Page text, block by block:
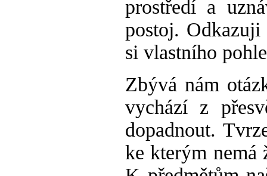
prostředí a
postoj.
si vlastního
Zbývá nám
vychází z
dopadnout.
ke kterým nemá